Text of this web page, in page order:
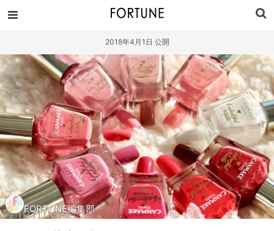
2018年4月1日 公開
FORTUNE編集部